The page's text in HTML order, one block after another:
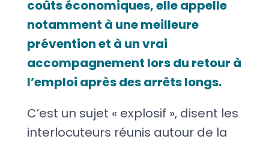
coûts économiques, elle appelle
notamment à une meilleure
prévention et à un vrai
accompagnement lors du retour à
l’emploi après des arrêts longs.
C’est un sujet « explosif », disent les
interlocuteurs réunis autour de la